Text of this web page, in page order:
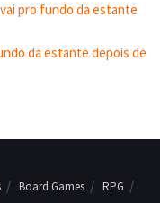
pro fundo da estante
da estante depois de
Board Games
RPG